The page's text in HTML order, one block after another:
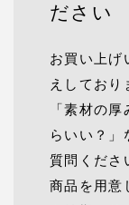
ださい
お買い上げ
えしており
「素材の
らいい？」
質問くださ
商品を用意